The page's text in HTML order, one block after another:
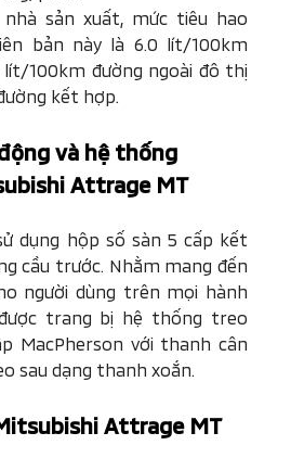
sản xuất, mức tiêu hao
bản này là 6.0 lít/100km
lít/100km đường ngoài đô thị
kết hợp.
và hệ thống
Attrage MT
dụng hộp số sàn 5 cấp kết
cầu trước. Nhằm mang đến
người dùng trên mọi hành
trang bị hệ thống treo
MacPherson với thanh cân
sau dạng thanh xoắn.
Attrage MT